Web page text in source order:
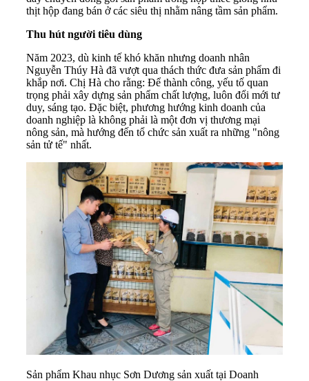
thịt hộp đang bán ở các siêu thị nhằm nâng tầm sản phẩm.
Thu hút người tiêu dùng
Năm 2023, dù kinh tế khó khăn nhưng doanh nhân
Nguyễn Thúy Hà đã vượt qua thách thức đưa sản phẩm đi
khắp nơi. Chị Hà cho rằng: Để thành công, yếu tố quan
trọng phải xây dựng sản phẩm chất lượng, luôn đổi mới tư
duy, sáng tạo. Đặc biệt, phương hướng kinh doanh của
doanh nghiệp là không phải là một đơn vị thương mại
nông sản, mà hướng đến tổ chức sản xuất ra những "nông
sản tử tế" nhất.
Sản phẩm Khau nhục Sơn Dương sản xuất tại Doanh